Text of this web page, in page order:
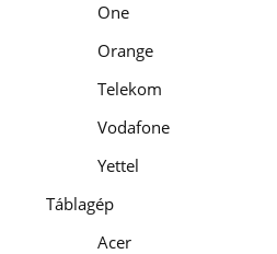
One
Orange
Telekom
Vodafone
Yettel
Táblagép
Acer